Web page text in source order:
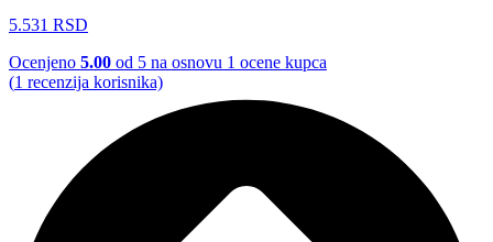
5.531 RSD
Ocenjeno 5.00 od 5 na osnovu 1 ocene kupca
(1 recenzija korisnika)